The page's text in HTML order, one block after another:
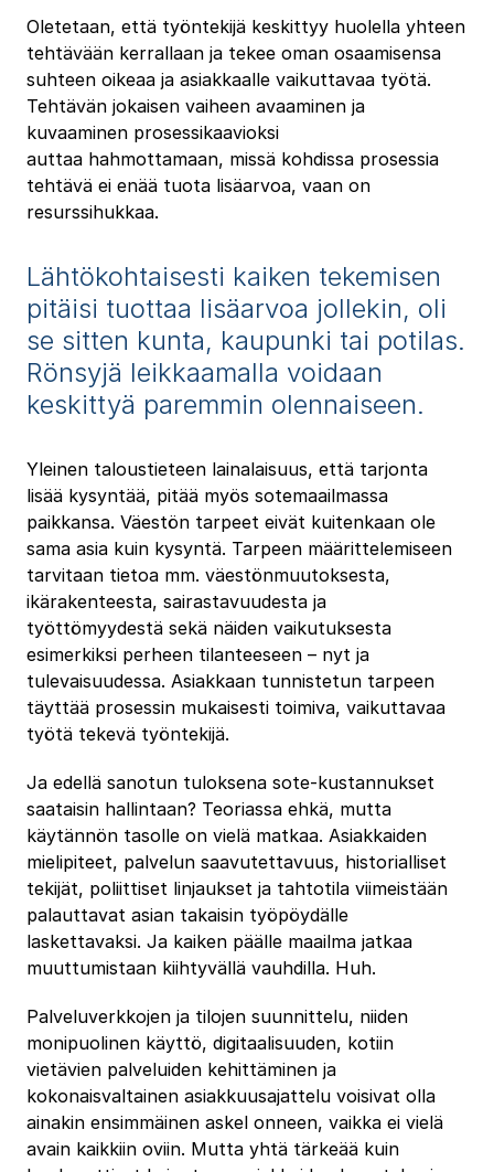
Oletetaan, että työntekijä keskittyy huolella yhteen
tehtävään kerrallaan ja tekee oman osaamisensa
suhteen oikeaa ja asiakkaalle vaikuttavaa työtä.
Tehtävän jokaisen vaiheen avaaminen ja
kuvaaminen prosessikaavioksi
auttaa hahmottamaan, missä kohdissa prosessia
tehtävä ei enää tuota lisäarvoa, vaan on
resurssihukkaa.
Lähtökohtaisesti kaiken tekemisen
pitäisi tuottaa lisäarvoa jollekin, oli
se sitten kunta, kaupunki tai potilas.
Rönsyjä leikkaamalla voidaan
keskittyä paremmin olennaiseen.
Yleinen taloustieteen lainalaisuus, että tarjonta
lisää kysyntää, pitää myös sotemaailmassa
paikkansa. Väestön tarpeet eivät kuitenkaan ole
sama asia kuin kysyntä. Tarpeen määrittelemiseen
tarvitaan tietoa mm. väestönmuutoksesta,
ikärakenteesta, sairastavuudesta ja
työttömyydestä sekä näiden vaikutuksesta
esimerkiksi perheen tilanteeseen – nyt ja
tulevaisuudessa. Asiakkaan tunnistetun tarpeen
täyttää prosessin mukaisesti toimiva, vaikuttavaa
työtä tekevä työntekijä.
Ja edellä sanotun tuloksena sote-kustannukset
saataisin hallintaan? Teoriassa ehkä, mutta
käytännön tasolle on vielä matkaa. Asiakkaiden
mielipiteet, palvelun saavutettavuus, historialliset
tekijät, poliittiset linjaukset ja tahtotila viimeistään
palauttavat asian takaisin työpöydälle
laskettavaksi. Ja kaiken päälle maailma jatkaa
muuttumistaan kiihtyvällä vauhdilla. Huh.
Palveluverkkojen ja tilojen suunnittelu, niiden
monipuolinen käyttö, digitaalisuuden, kotiin
vietävien palveluiden kehittäminen ja
kokonaisvaltainen asiakkuusajattelu voisivat olla
ainakin ensimmäinen askel onneen, vaikka ei vielä
avain kaikkiin oviin. Mutta yhtä tärkeää kuin